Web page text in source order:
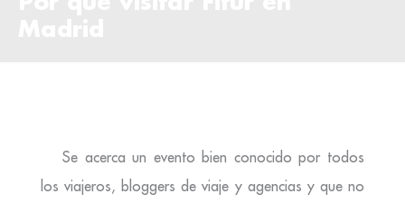
Se acerca un evento bien conocido por todos
los viajeros, bloggers de viaje y agencias y que no